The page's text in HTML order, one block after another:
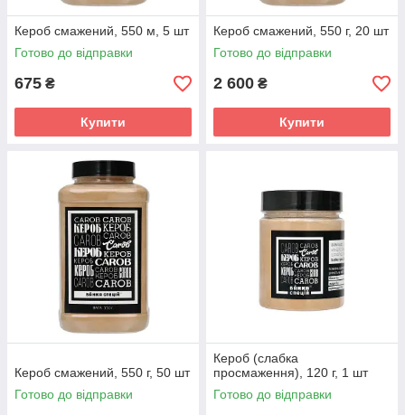
Кероб смажений, 550 м, 5 шт
Готово до відправки
675 ₴
Купити
Кероб смажений, 550 г, 20 шт
Готово до відправки
2 600 ₴
Купити
Кероб смажений, 550 г, 50 шт
Готово до відправки
Кероб (слабка
просмаження), 120 г, 1 шт
Готово до відправки